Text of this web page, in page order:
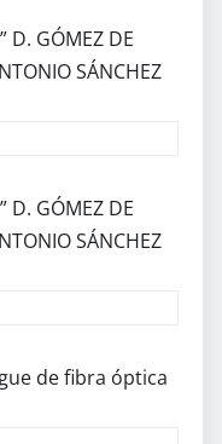
D. GÓMEZ DE
SÁNCHEZ
D. GÓMEZ DE
SÁNCHEZ
de fibra óptica